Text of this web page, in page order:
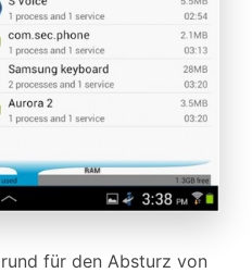
für den Absturz von